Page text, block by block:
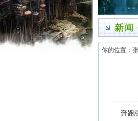
你的位置：
奔跑